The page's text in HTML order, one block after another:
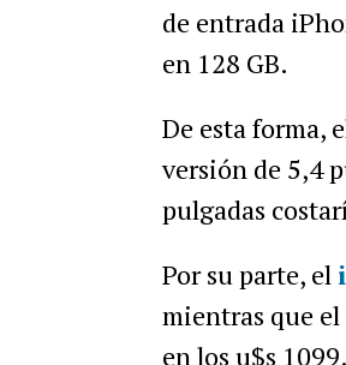
de entrada
en 128 GB.
De esta forma,
versión de 5,4
pulgadas
Por su parte, el
mientras que el
en los u$s 1099.